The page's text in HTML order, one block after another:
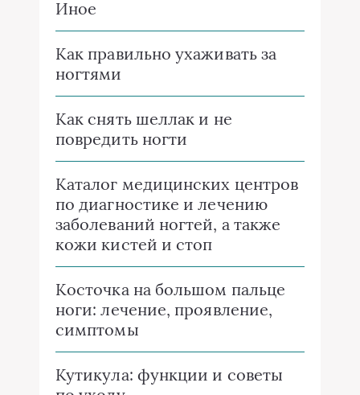
Иное
Как правильно ухаживать за
ногтями
Как снять шеллак и не
повредить ногти
Каталог медицинских центров
по диагностике и лечению
заболеваний ногтей, а также
кожи кистей и стоп
Косточка на большом пальце
ноги: лечение, проявление,
симптомы
Кутикула: функции и советы